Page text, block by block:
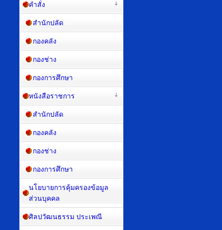
คำสั่ง
สำนักปลัด
กองคลัง
กองช่าง
กองการศึกษา
หนังสือราชการ
สำนักปลัด
กองคลัง
กองช่าง
กองการศึกษา
นโยบายการคุ้มครองข้อมูล
ส่วนบุคคล
ศิลปวัฒนธรรม ประเพณี